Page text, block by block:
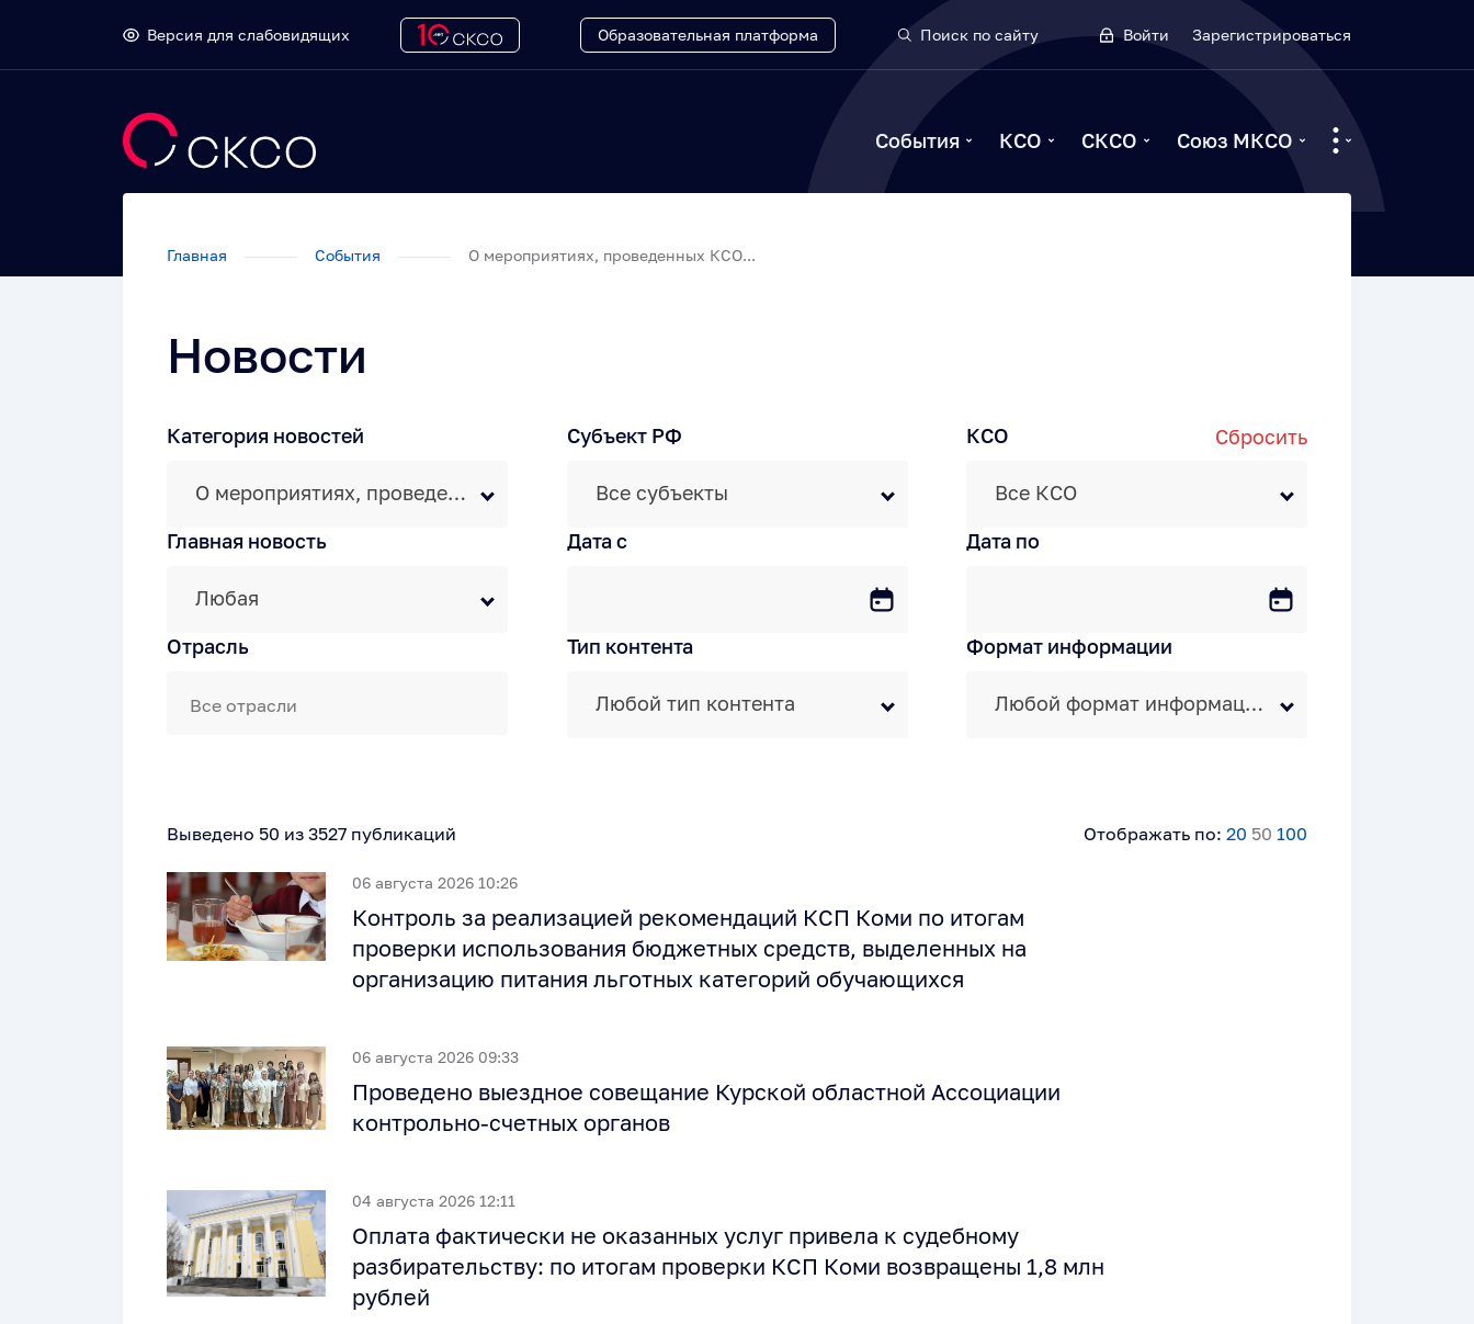
Версия для слабовидящих Образовательная платформа Поиск по сайту Войти Зарегистрироваться
События КСО СКСО Союз МКСО
Главная События О мероприятиях, проведенных КСО...
Новости
Категория новостей
О мероприятиях, проведенных КСО
Субъект РФ
Все субъекты
КСО Сбросить
Все КСО
Главная новость
Любая
Дата c Дата по
Отрасль Тип контента
Любой тип контента
Формат информации
Любой формат информации
Выведено 50 из 3527 публикаций Отображать по: 20 50 100
06 августа 2026 10:26
Контроль за реализацией рекомендаций КСП Коми по итогам
проверки использования бюджетных средств, выделенных на
организацию питания льготных категорий обучающихся
06 августа 2026 09:33
Проведено выездное совещание Курской областной Ассоциации
контрольно-счетных органов
04 августа 2026 12:11
Оплата фактически не оказанных услуг привела к судебному
разбирательству: по итогам проверки КСП Коми возвращены 1,8 млн
рублей